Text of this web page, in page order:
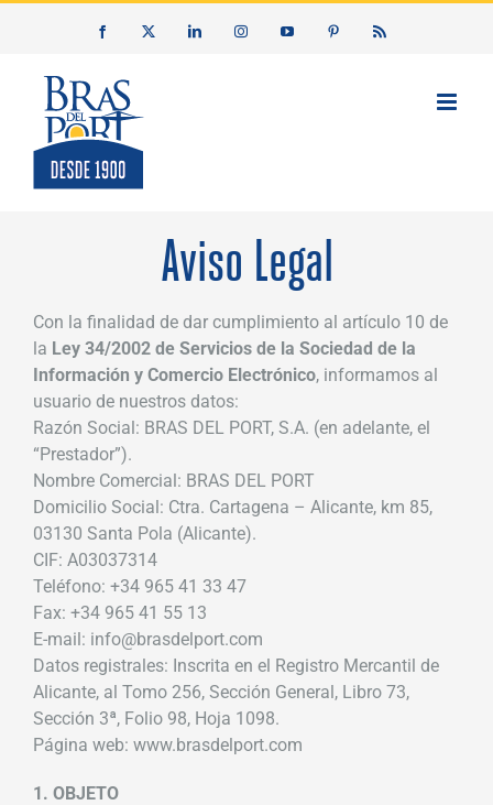
Facebook LinkedInInstagramYouTube PinterestRss
Aviso Legal
Con la finalidad de dar cumplimiento al artículo 10 de
la Ley 34/2002 de Servicios de la Sociedad de la
Información y Comercio Electrónico, informamos al
usuario de nuestros datos:
Razón Social: BRAS DEL PORT, S.A. (en adelante, el
“Prestador”).
Nombre Comercial: BRAS DEL PORT
Domicilio Social: Ctra. Cartagena – Alicante, km 85,
03130 Santa Pola (Alicante).
CIF: A03037314
Teléfono: +34 965 41 33 47
Fax: +34 965 41 55 13
E-mail: info@brasdelport.com
Datos registrales: Inscrita en el Registro Mercantil de
Alicante, al Tomo 256, Sección General, Libro 73,
Sección 3ª, Folio 98, Hoja 1098.
Página web: www.brasdelport.com
1. OBJETO